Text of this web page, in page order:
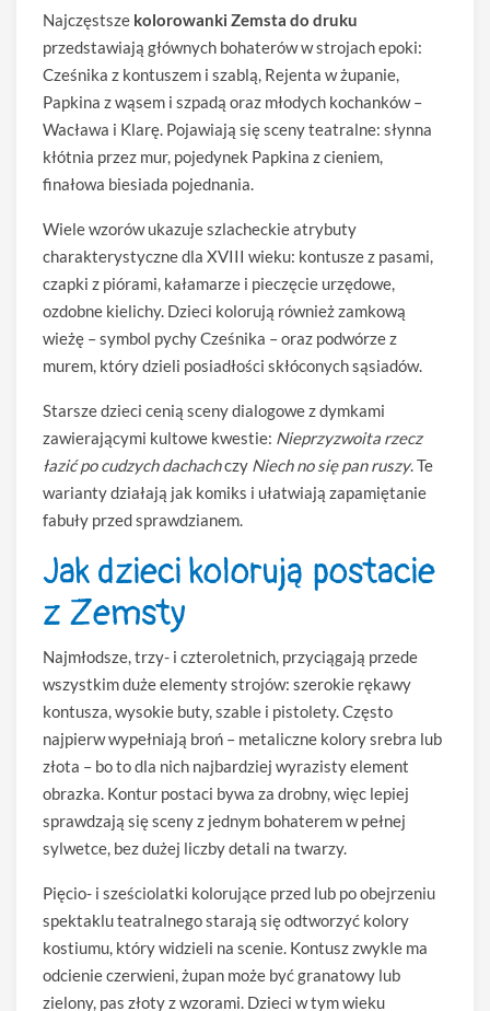
Najczęstsze kolorowanki Zemsta do druku
przedstawiają głównych bohaterów w strojach epoki:
Cześnika z kontuszem i szablą, Rejenta w żupanie,
Papkina z wąsem i szpadą oraz młodych kochanków –
Wacława i Klarę. Pojawiają się sceny teatralne: słynna
kłótnia przez mur, pojedynek Papkina z cieniem,
finałowa biesiada pojednania.
Wiele wzorów ukazuje szlacheckie atrybuty
charakterystyczne dla XVIII wieku: kontusze z pasami,
czapki z piórami, kałamarze i pieczęcie urzędowe,
ozdobne kielichy. Dzieci kolorują również zamkową
wieżę – symbol pychy Cześnika – oraz podwórze z
murem, który dzieli posiadłości skłóconych sąsiadów.
Starsze dzieci cenią sceny dialogowe z dymkami
zawierającymi kultowe kwestie: Nieprzyzwoita rzecz
łazić po cudzych dachachczy Niech no się pan ruszy. Te
warianty działają jak komiks i ułatwiają zapamiętanie
fabuły przed sprawdzianem.
Jak dzieci kolorują postacie
z Zemsty
Najmłodsze, trzy- i czteroletnich, przyciągają przede
wszystkim duże elementy strojów: szerokie rękawy
kontusza, wysokie buty, szable i pistolety. Często
najpierw wypełniają broń – metaliczne kolory srebra lub
złota – bo to dla nich najbardziej wyrazisty element
obrazka. Kontur postaci bywa za drobny, więc lepiej
sprawdzają się sceny z jednym bohaterem w pełnej
sylwetce, bez dużej liczby detali na twarzy.
Pięcio- i sześciolatki kolorujące przed lub po obejrzeniu
spektaklu teatralnego starają się odtworzyć kolory
kostiumu, który widzieli na scenie. Kontusz zwykle ma
odcienie czerwieni, żupan może być granatowy lub
zielony, pas złoty z wzorami. Dzieci w tym wieku